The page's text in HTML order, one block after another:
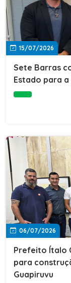
15/07/2026
Sete Barras
Estado para a
06/07/2026
Prefeito Ítalo
para
Guapiruvu